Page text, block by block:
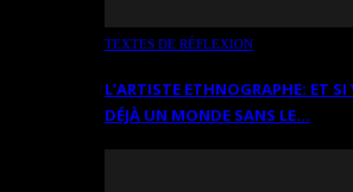
TEXTES DE RÉFLEXION
L’ARTISTE ETHNOGRAPHE: ET
DÉJÀ UN MONDE SANS LE…